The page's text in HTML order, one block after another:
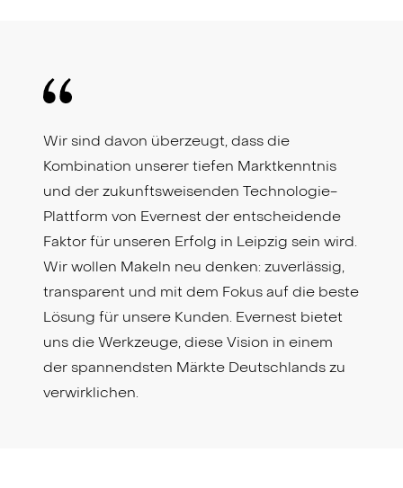
Wir sind davon überzeugt, dass die
Kombination unserer tiefen Marktkenntnis
und der zukunftsweisenden Technologie-
Plattform von Evernest der entscheidende
Faktor für unseren Erfolg in Leipzig sein wird.
Wir wollen Makeln neu denken: zuverlässig,
transparent und mit dem Fokus auf die beste
Lösung für unsere Kunden. Evernest bietet
uns die Werkzeuge, diese Vision in einem
der spannendsten Märkte Deutschlands zu
verwirklichen.